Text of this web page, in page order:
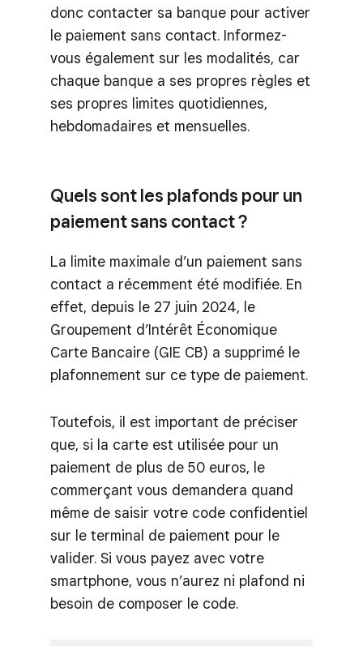
donc contacter sa banque pour activer
le paiement sans contact. Informez-
vous également sur les modalités, car
chaque banque a ses propres règles et
ses propres limites quotidiennes,
hebdomadaires et mensuelles.
Quels sont les plafonds pour un
paiement sans contact ?
La limite maximale d’un paiement sans
contact a récemment été modifiée. En
effet, depuis le 27 juin 2024, le
Groupement d’Intérêt Économique
Carte Bancaire (GIE CB) a supprimé le
plafonnement sur ce type de paiement.
Toutefois, il est important de préciser
que, si la carte est utilisée pour un
paiement de plus de 50 euros, le
commerçant vous demandera quand
même de saisir votre code confidentiel
sur le terminal de paiement pour le
valider. Si vous payez avec votre
smartphone, vous n’aurez ni plafond ni
besoin de composer le code.